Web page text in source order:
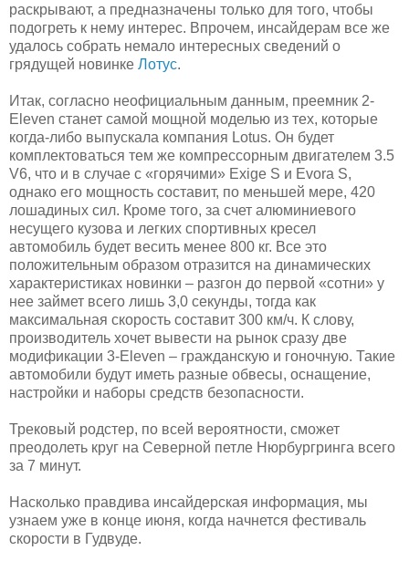
раскрывают, а предназначены только для того, чтобы
подогреть к нему интерес. Впрочем, инсайдерам все же
удалось собрать немало интересных сведений о
грядущей новинке Лотус.
Итак, согласно неофициальным данным, преемник 2-
Eleven станет самой мощной моделью из тех, которые
когда-либо выпускала компания Lotus. Он будет
комплектоваться тем же компрессорным двигателем 3.5
V6, что и в случае с «горячими» Exige S и Evora S,
однако его мощность составит, по меньшей мере, 420
лошадиных сил. Кроме того, за счет алюминиевого
несущего кузова и легких спортивных кресел
автомобиль будет весить менее 800 кг. Все это
положительным образом отразится на динамических
характеристиках новинки – разгон до первой «сотни» у
нее займет всего лишь 3,0 секунды, тогда как
максимальная скорость составит 300 км/ч. К слову,
производитель хочет вывести на рынок сразу две
модификации 3-Eleven – гражданскую и гоночную. Такие
автомобили будут иметь разные обвесы, оснащение,
настройки и наборы средств безопасности.
Трековый родстер, по всей вероятности, сможет
преодолеть круг на Северной петле Нюрбургринга всего
за 7 минут.
Насколько правдива инсайдерская информация, мы
узнаем уже в конце июня, когда начнется фестиваль
скорости в Гудвуде.